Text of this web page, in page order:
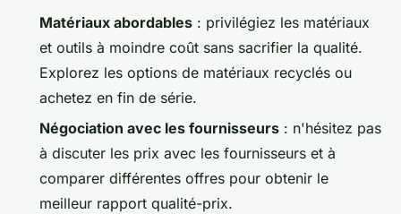
Matériaux abordables : privilégiez les matériaux
et outils à moindre coût sans sacrifier la qualité.
Explorez les options de matériaux recyclés ou
achetez en fin de série.
Négociation avec les fournisseurs : n'hésitez pas
à discuter les prix avec les fournisseurs et à
comparer différentes offres pour obtenir le
meilleur rapport qualité-prix.